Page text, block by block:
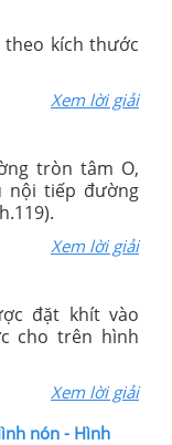
kích thước
Xem lời giải
tròn tâm O,
nội tiếp đường
Xem lời giải
đặt khít vào
cho trên hình
Xem lời giải
nón - Hình